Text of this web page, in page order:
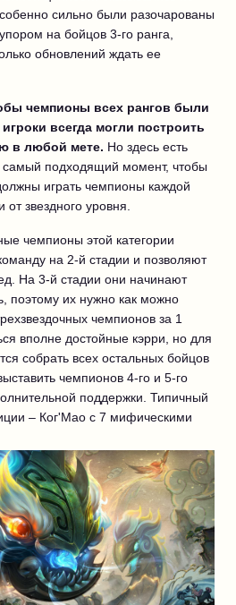
сильно были разочарованы
на бойцов 3-го ранга,
обновлений ждать ее
чемпионы всех рангов были
всегда могли построить
в любой мете. Но здесь есть
подходящий момент, чтобы
играть чемпионы каждой
звездного уровня.
чемпионы этой категории
на 2-й стадии и позволяют
На 3-й стадии они начинают
поэтому их нужно как можно
чемпионов за 1
вполне достойные кэрри, но для
собрать всех остальных бойцов
чемпионов 4-го и 5-го
поддержки. Типичный
– Ког'Мао с 7 мифическими